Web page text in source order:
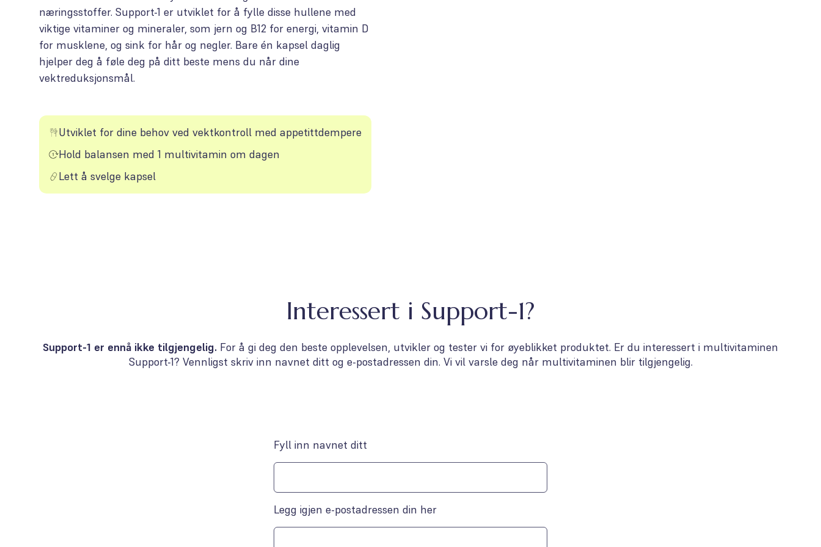
næringsstoffer. Support-1 er utviklet for å fylle disse hullene med
viktige vitaminer og mineraler, som jern og B12 for energi, vitamin D
for musklene, og sink for hår og negler. Bare én kapsel daglig
hjelper deg å føle deg på ditt beste mens du når dine
vektreduksjonsmål.
Utviklet for dine behov ved vektkontroll med appetittdempere
Hold balansen med 1 multivitamin om dagen
Lett å svelge kapsel
Interessert i Support-1?
Support-1 er ennå ikke tilgjengelig. For å gi deg den beste opplevelsen, utvikler og tester vi for øyeblikket produktet. Er du interessert i multivitaminen
Support-1? Vennligst skriv inn navnet ditt og e-postadressen din. Vi vil varsle deg når multivitaminen blir tilgjengelig.
Fyll inn navnet ditt
Legg igjen e-postadressen din her